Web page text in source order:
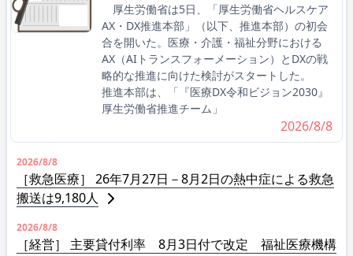
厚生労働省は5日、「厚生労働省ヘルスケア
AX・DX推進本部」（以下、推進本部）の初会
合を開いた。医療・介護・福祉分野における
AX（AIトランスフォーメーション）とDXの戦
略的な推進に向けた検討がスタートした。
推進本部は、「『医療DX令和ビジョン2030』
厚生労働省推進チーム」
2026/8/8
2026/8/8
［救急医療］ 26年7月27日－8月2日の熱中症による救急
搬送は9,180人
2026/8/8
［経営］ 主要貸付利率 8月3日付で改定 福祉医療機構